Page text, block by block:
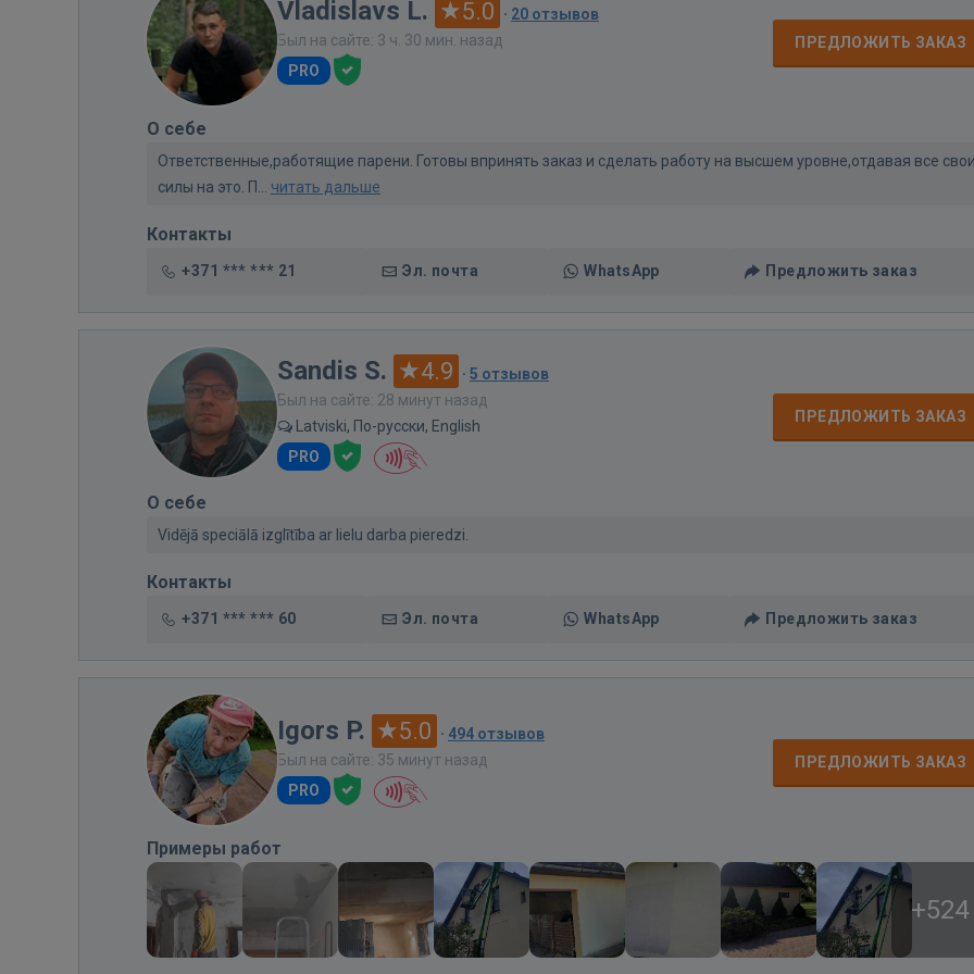
Vladislavs L. 5.0 · 20 отзывов
Был на сайте: 3 ч. 30 мин. назад
PRO
ПРЕДЛОЖИТЬ ЗАКАЗ
О себе
Ответственные,работящие парени. Готовы впринять заказ и сделать работу на высшем уровне,отдавая все
силы на это. П... читать дальше
Контакты
+371 *** *** 21 Эл. почта WhatsApp Предложить заказ
Sandis S. 4.9 · 5 отзывов
Был на сайте: 28 минут назад
Latviski, По-русски, English
PRO
ПРЕДЛОЖИТЬ ЗАКАЗ
О себе
Vidējā speciālā izglītība ar lielu darba pieredzi.
Контакты
+371 *** *** 60 Эл. почта WhatsApp Предложить заказ
Igors P. 5.0 · 494 отзывов
Был на сайте: 35 минут назад
PRO
ПРЕДЛОЖИТЬ ЗАКАЗ
Примеры работ
+524